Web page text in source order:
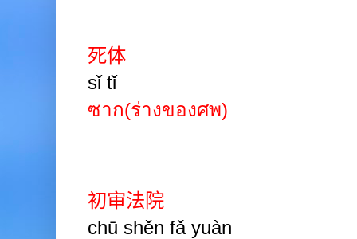
死体
sǐ tǐ
ซาก(ร่างของศพ)
初审法院
chū shěn fǎ yuàn